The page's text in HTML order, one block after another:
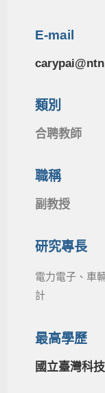
E-mail
類別
合聘教師
職稱
副教授
研究專長
電力電子、車
計
最高學歷
國立臺灣科